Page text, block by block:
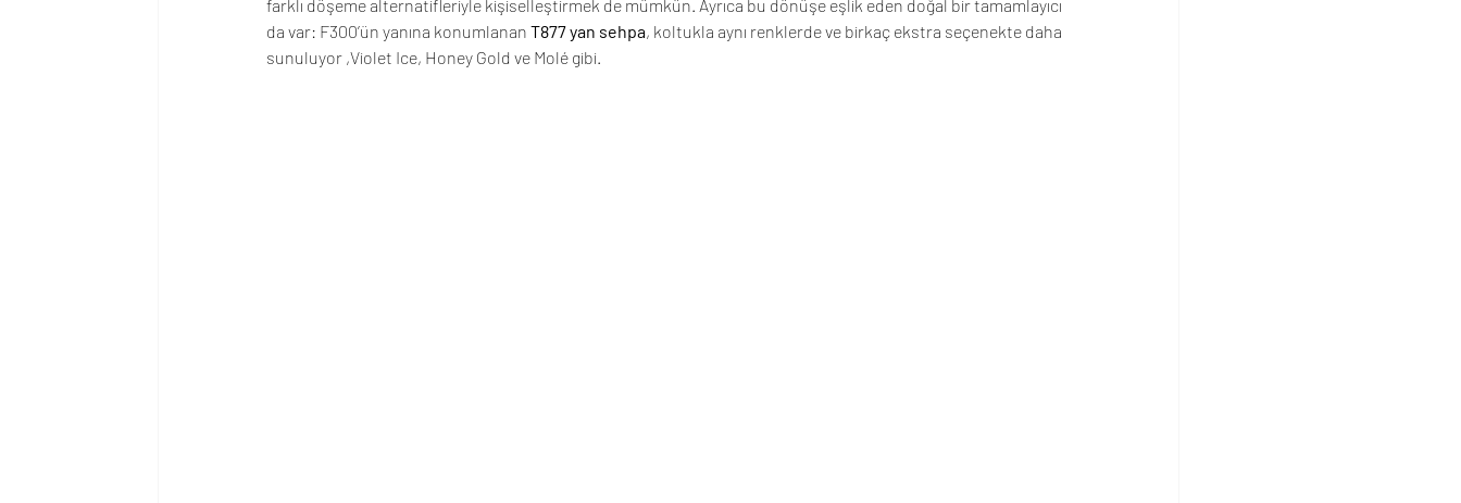
farklı döşeme alternatifleriyle kişiselleştirmek de mümkün. Ayrıca bu dönüşe eşlik eden doğal bir tamamlayıcı
da var: F300’ün yanına konumlanan T877 yan sehpa, koltukla aynı renklerde ve birkaç ekstra seçenekte daha
sunuluyor ,Violet Ice, Honey Gold ve Molé gibi.